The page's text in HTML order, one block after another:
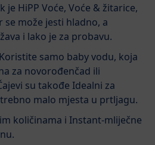
HiPP Voće, Voće & žitarice,
se može jesti hladno, a
i lako je za probavu.
Koristite samo baby vodu, koja
za novorođenčad ili
su takođe Idealni za
malo mjesta u prtljagu.
količinama i Instant-mliječne